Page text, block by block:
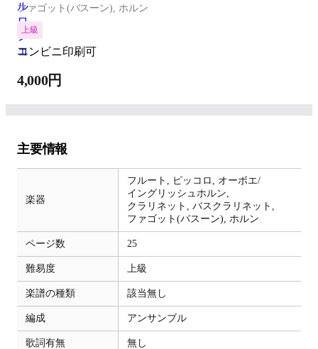
ファゴット(バスーン), ホルン
上級
コンビニ印刷可
4,000円
主要情報
楽器
フルート, ピッコロ, オーボエ/
イングリッシュホルン,
クラリネット, バスクラリネット,
ファゴット(バスーン), ホルン
ページ数 25
難易度 上級
楽譜の種類 該当無し
編成 アンサンブル
歌詞有無 無し